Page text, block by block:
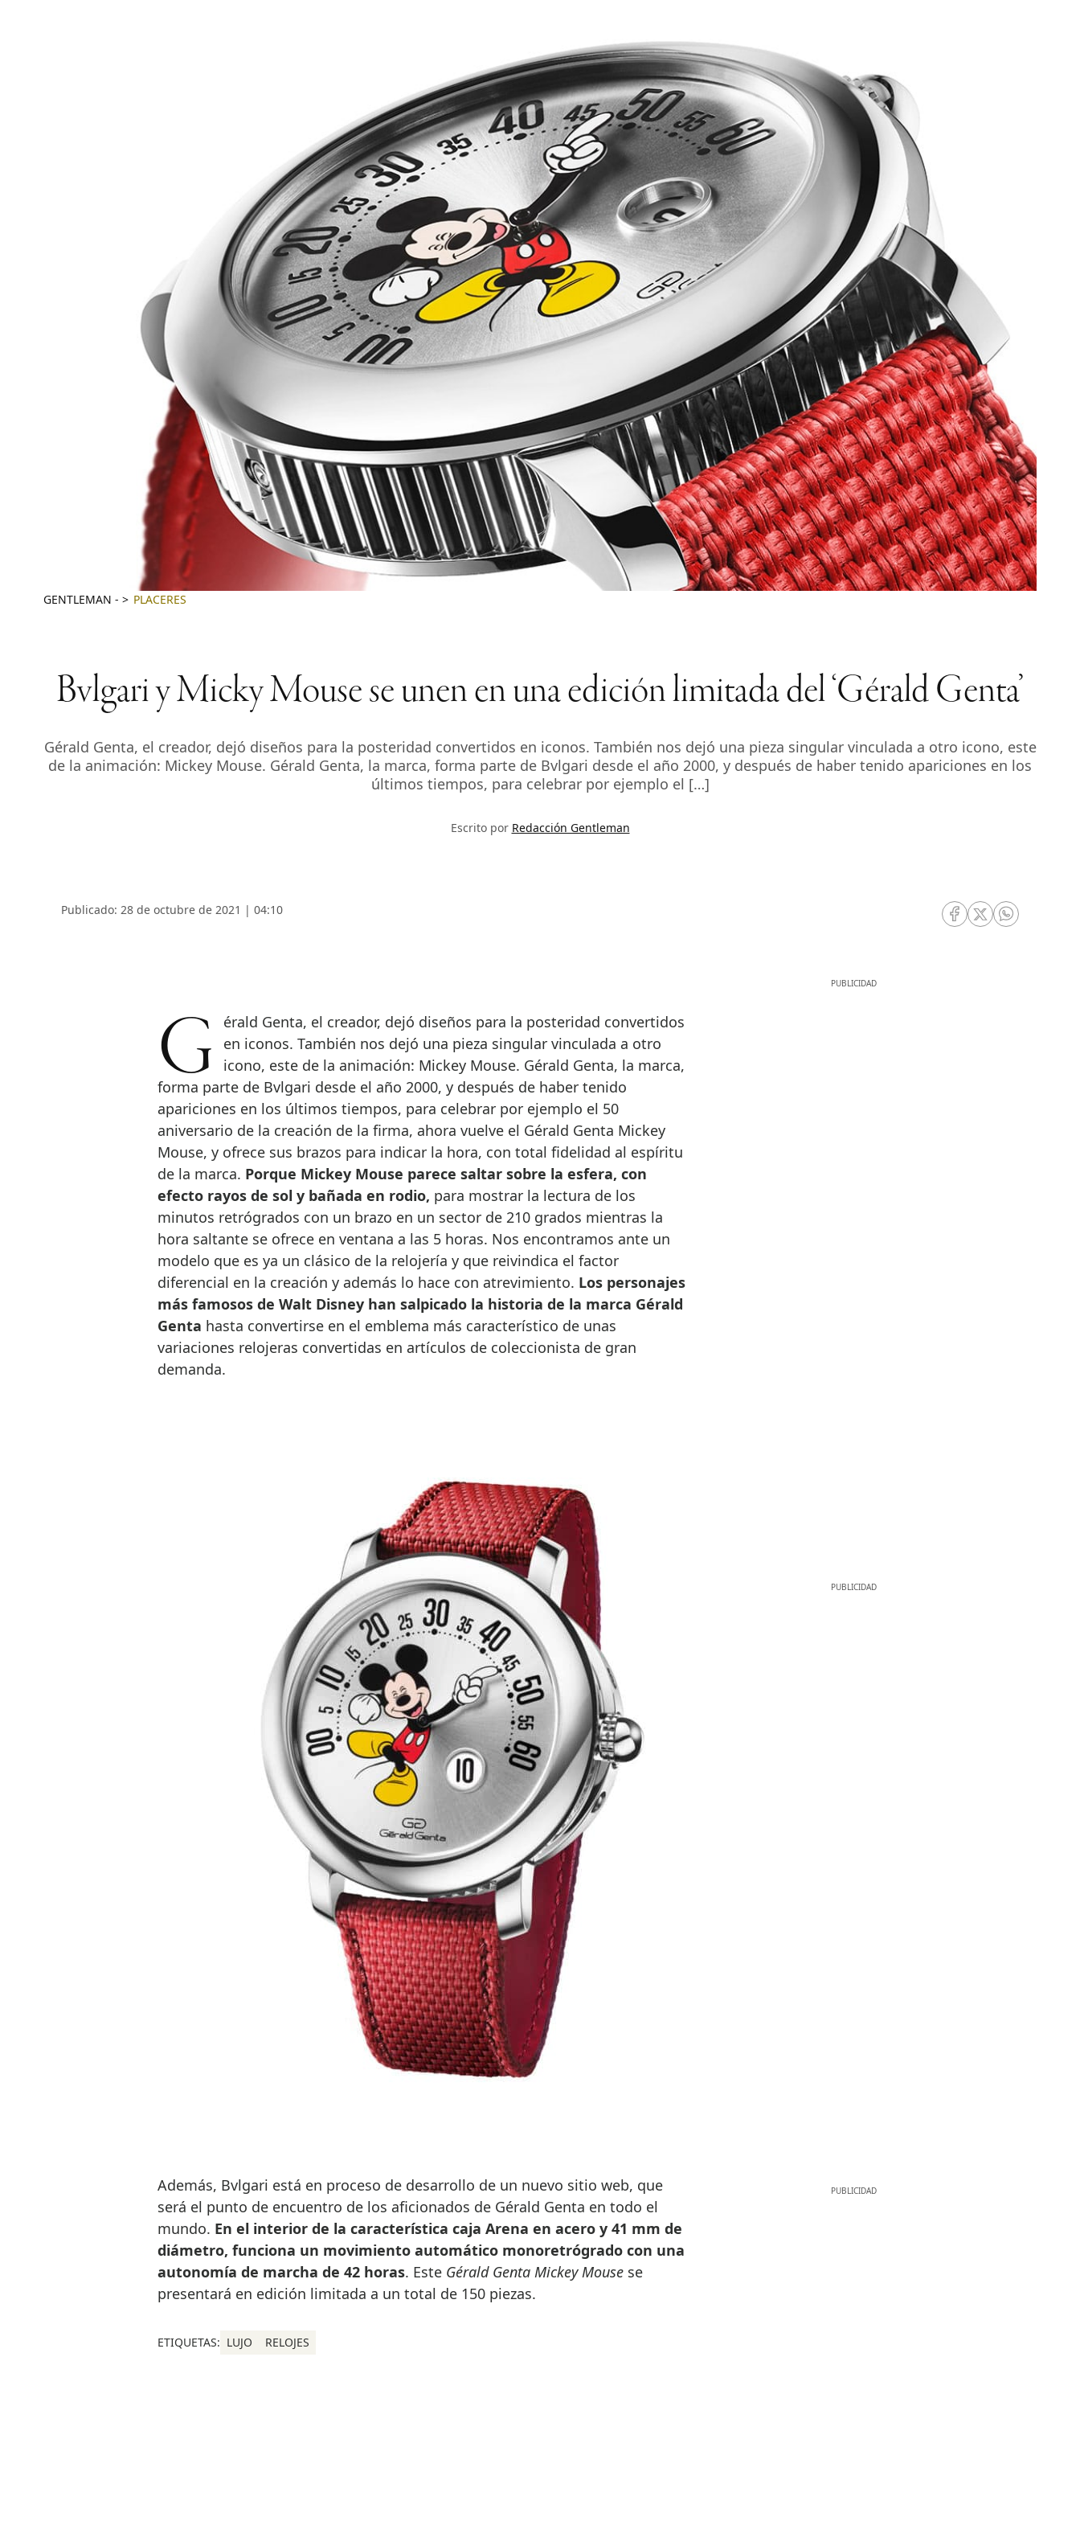
GENTLEMAN - PLACERES
Bvlgari y Micky Mouse se unen en una edición limitada del ‘Gérald Genta’
Gérald Genta, el creador, dejó diseños para la posteridad convertidos en iconos. También nos dejó una pieza singular vinculada a otro icono, este
de la animación: Mickey Mouse. Gérald Genta, la marca, forma parte de Bvlgari desde el año 2000, y después de haber tenido apariciones en los
últimos tiempos, para celebrar por ejemplo el […]
Escrito por Redacción Gentleman
Publicado: 28 de octubre de 2021 | 04:10
RRSS Facebook
RRSS Twitter
RRSS
Gérald Genta, el creador, dejó diseños para la posteridad convertidos
en iconos. También nos dejó una pieza singular vinculada a otro
icono, este de la animación: Mickey Mouse. Gérald Genta, la marca,
forma parte de Bvlgari desde el año 2000, y después de haber tenido
apariciones en los últimos tiempos, para celebrar por ejemplo el 50
aniversario de la creación de la firma, ahora vuelve el Gérald Genta Mickey
Mouse, y ofrece sus brazos para indicar la hora, con total fidelidad al espíritu
de la marca. Porque Mickey Mouse parece saltar sobre la esfera, con
efecto rayos de sol y bañada en rodio, para mostrar la lectura de los
minutos retrógrados con un brazo en un sector de 210 grados mientras la
hora saltante se ofrece en ventana a las 5 horas. Nos encontramos ante un
modelo que es ya un clásico de la relojería y que reivindica el factor
diferencial en la creación y además lo hace con atrevimiento. Los personajes
más famosos de Walt Disney han salpicado la historia de la marca Gérald
Genta hasta convertirse en el emblema más característico de unas
variaciones relojeras convertidas en artículos de coleccionista de gran
demanda.
Además, Bvlgari está en proceso de desarrollo de un nuevo sitio web, que
será el punto de encuentro de los aficionados de Gérald Genta en todo el
mundo. En el interior de la característica caja Arena en acero y 41 mm de
diámetro, funciona un movimiento automático monoretrógrado con una
autonomía de marcha de 42 horas. Este Gérald Genta Mickey Mousese
presentará en edición limitada a un total de 150 piezas.
ETIQUETAS: LUJO RELOJES